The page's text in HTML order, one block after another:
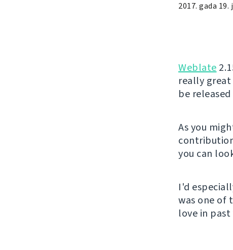
2017. gada 19.
Weblate
really
be
As you
you can
I'd
was one of
love in past